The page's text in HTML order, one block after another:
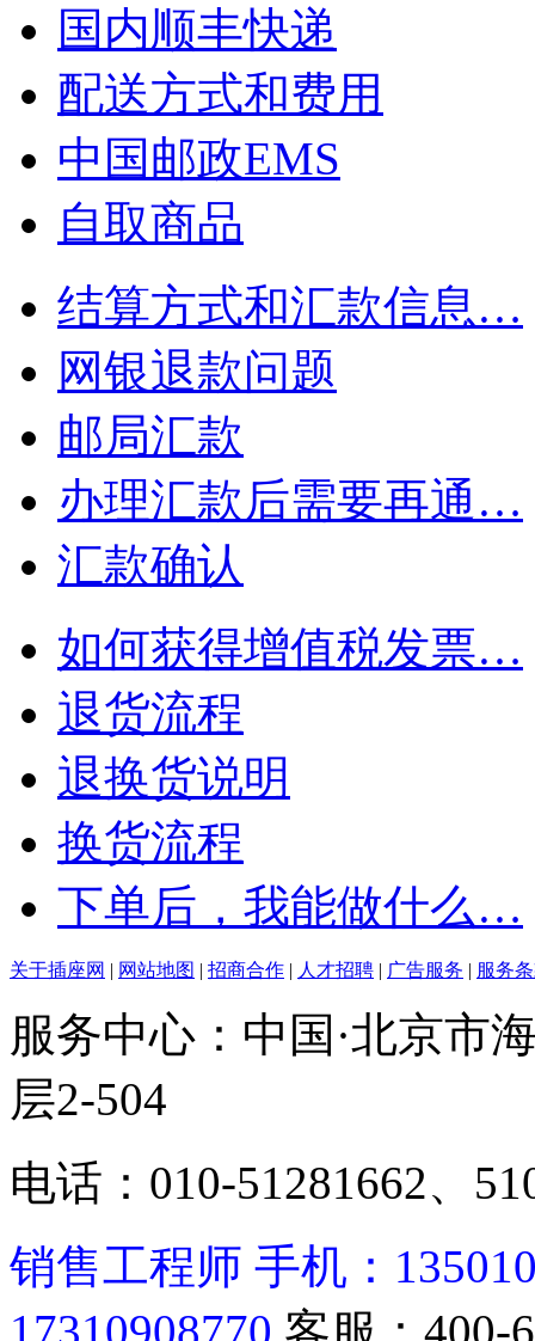
国内顺丰快递
配送方式和费用
中国邮政EMS
自取商品
结算方式和汇款信息…
网银退款问题
邮局汇款
办理汇款后需要再通…
汇款确认
如何获得增值税发票…
退货流程
退换货说明
换货流程
下单后，我能做什么…
关于插座网 | 网站地图 | 招商合作 | 人才招聘 | 广告服务 | 服务
服务中心：中国·北京市
层2-504
电话：010-51281662、
销售工程师 手机：